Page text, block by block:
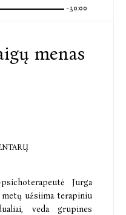
-30:00
menas
Jurga
metų užsiima terapiniu
veda grupines